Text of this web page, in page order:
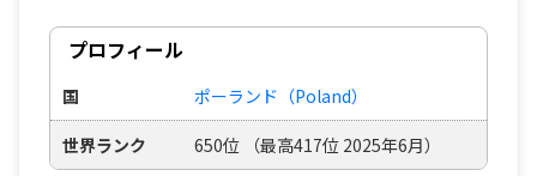
プロフィール
国 ポーランド（Poland）
世界ランク 650位 （最高417位 2025年6月）